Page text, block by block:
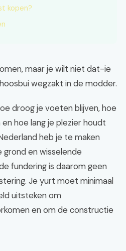
kopen?
maar je wilt niet dat-ie
wegzakt in de modder.
droog je voeten blijven, hoe
hoe lang je plezier houdt
heb je te maken
en wisselende
fundering is daarom geen
Je yurt moet minimaal
uitsteken om
en om de constructie